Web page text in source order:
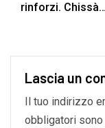
rinforzi. Chissà…
Lascia un
Il tuo indirizzo
obbligatori